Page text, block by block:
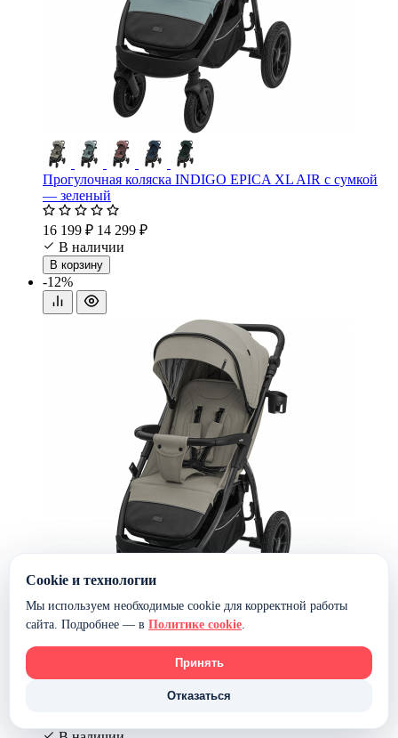
Прогулочная коляска INDIGO EPICA XL AIR с сумкой
— зеленый
16 199 ₽ 14 299 ₽
В наличии
В корзину
-12%
Прогулочная коляска INDIGO EPICA XL AIR с сумкой
Cookie и технологии
Мы используем необходимые cookie для корректной работы
сайта. Подробнее — в Политике cookie.
Принять
Отказаться